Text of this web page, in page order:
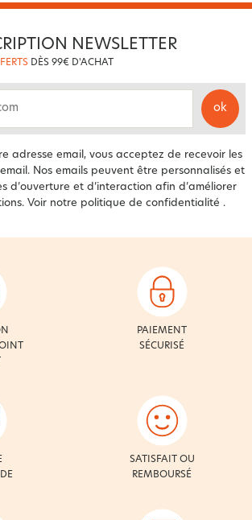
NEWSLETTER
DÈS 99€ D'ACHAT
ok
adresse email, vous acceptez de recevoir les
Nos emails peuvent être personnalisés et
d’ouverture et d’interaction afin d’améliorer
Voir notre politique de confidentialité .
PAIEMENT
SÉCURISÉ
SATISFAIT OU
REMBOURSÉ